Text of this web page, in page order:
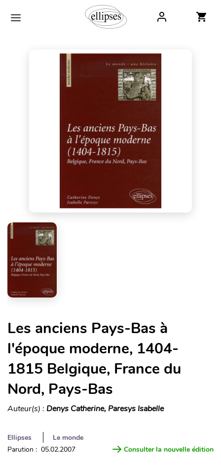
Les anciens Pays-Bas à
l'époque moderne, 1404-
1815 Belgique, France du
Nord, Pays-Bas
Auteur(s) : Denys Catherine, Paresys Isabelle
Ellipses
Le monde
Parution : 05.02.2007
Consulter la nouvelle édition